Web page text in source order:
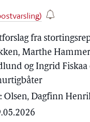
fra
Marthe
og Ingrid Fiskaa
Olsen, Dagfinn